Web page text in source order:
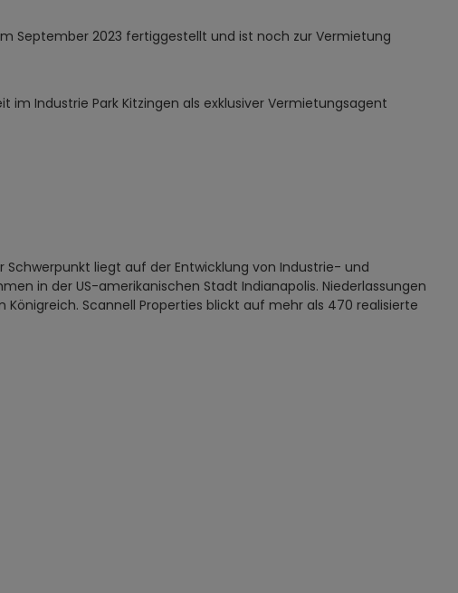
September 2023 fertiggestellt und ist noch zur Vermietung
Industrie Park Kitzingen als exklusiver Vermietungsagent
liegt auf der Entwicklung von Industrie- und
in der US-amerikanischen Stadt Indianapolis. Niederlassungen
Scannell Properties blickt auf mehr als 470 realisierte